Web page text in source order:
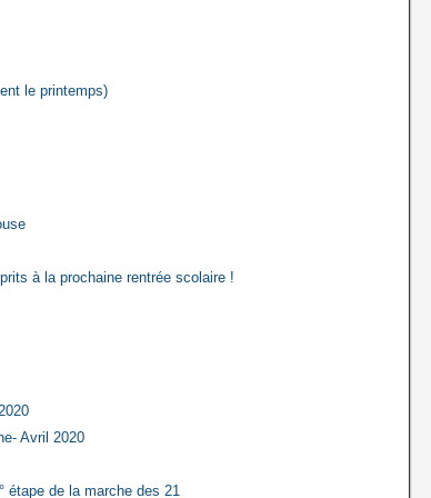
le printemps)
à la prochaine rentrée scolaire !
Avril 2020
étape de la marche des 21